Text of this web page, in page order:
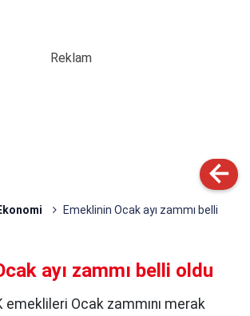
Emeklinin Ocak ayı zammı belli
ayı zammı belli oldu
emeklileri Ocak zammını merak